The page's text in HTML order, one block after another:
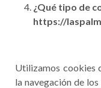
¿Qué tipo de
https://
Utilizamos cookies
la navegación de